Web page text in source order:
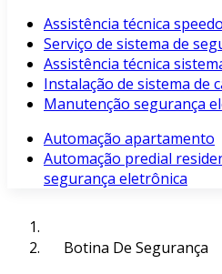
Assistência técnica speedo
Serviço de sistema de
Assistência técnica
Instalação de sistema de
Manutenção segurança
Automação apartamento
Automação predial
segurança eletrônica
Botina De Segurança